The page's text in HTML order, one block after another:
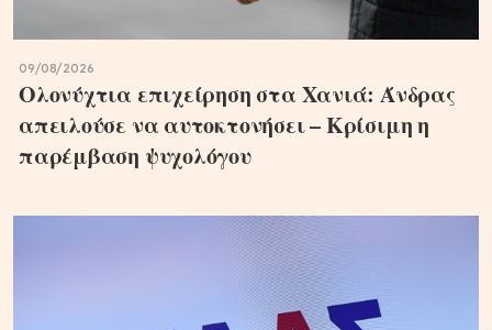
09/08/2026
Ολονύχτια επιχείρηση στα Χανιά: Άνδρας
απειλούσε να αυτοκτονήσει – Κρίσιμη η
παρέμβαση ψυχολόγου